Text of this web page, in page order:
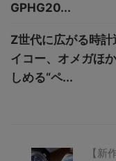
GPHG20...
Z世代に広がる時
イコー、オメガほ
しめる“ペ...
【